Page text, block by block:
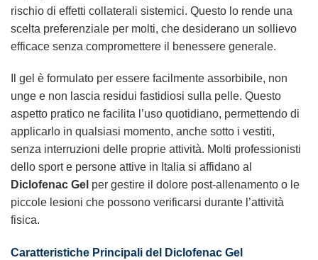
rischio di effetti collaterali sistemici. Questo lo rende una
scelta preferenziale per molti, che desiderano un sollievo
efficace senza compromettere il benessere generale.
Il gel è formulato per essere facilmente assorbibile, non
unge e non lascia residui fastidiosi sulla pelle. Questo
aspetto pratico ne facilita l’uso quotidiano, permettendo di
applicarlo in qualsiasi momento, anche sotto i vestiti,
senza interruzioni delle proprie attività. Molti professionisti
dello sport e persone attive in Italia si affidano al
Diclofenac Gel per gestire il dolore post-allenamento o le
piccole lesioni che possono verificarsi durante l’attività
fisica.
Caratteristiche Principali del
Diclofenac Gel